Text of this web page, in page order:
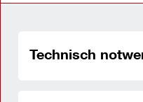
Technisch